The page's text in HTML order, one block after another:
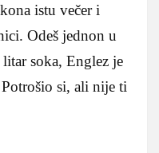
istu večer i
Odeš jednon u
soka, Englez je
si, ali nije ti